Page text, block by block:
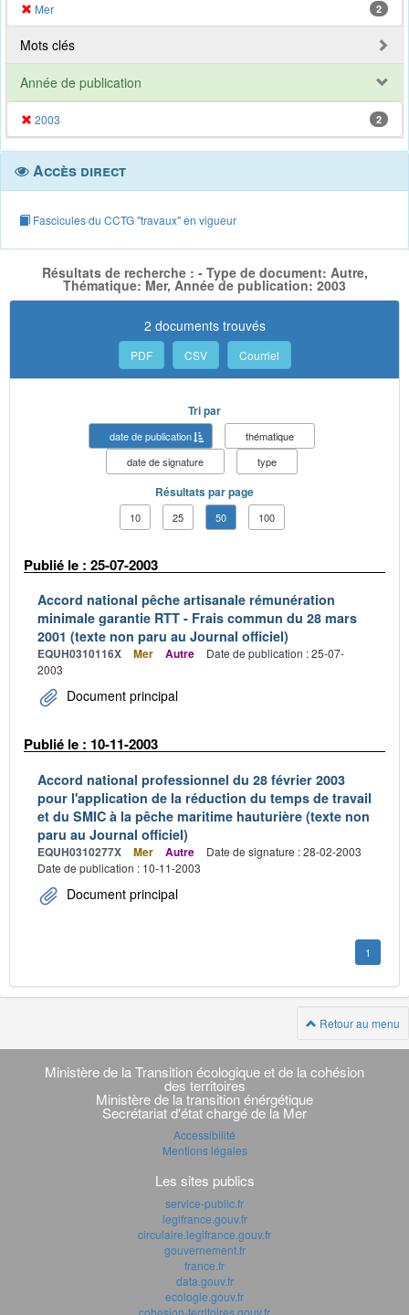
Mer 2
Mots clés
Année de publication
2003 2
Accès direct
Fascicules du CCTG "travaux" en vigueur
Résultats de recherche : - Type de document: Autre,
Thématique: Mer, Année de publication: 2003
2 documents trouvés
PDF CSV Courriel
Tri par
date de publication
thématique
date de signature
type
Résultats par page
10 25 50 100
Publié le : 25-07-2003
Accord national pêche artisanale rémunération
minimale garantie RTT - Frais commun du 28 mars
2001 (texte non paru au Journal officiel)
EQUH0310116X Mer Autre
Date de publication : 25-07-
2003
Document principal
Publié le : 10-11-2003
Accord national professionnel du 28 février 2003
pour l'application de la réduction du temps de travail
et du SMIC à la pêche maritime hauturière (texte non
paru au Journal officiel)
EQUH0310277X Mer Autre
Date de signature : 28-02-2003
Date de publication : 10-11-2003
Document principal
1
Retour au menu
Navigation
transverse
Ministère de la Transition écologique et de la cohésion
des territoires
Ministère de la transition énérgétique
Secrétariat d'état chargé de la Mer
Accessibilité
Mentions légales
Les sites publics
service-public.fr
legifrance.gouv.fr
circulaire.legifrance.gouv.fr
gouvernement.fr
france.fr
data.gouv.fr
ecologie.gouv.fr
cohesion-territoires.gouv.fr